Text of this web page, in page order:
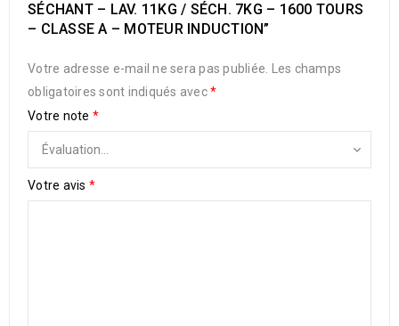
SÉCHANT – LAV. 11KG / SÉCH. 7KG – 1600 TOURS
– CLASSE A – MOTEUR INDUCTION”
Votre adresse e-mail ne sera pas publiée.
Les champs
obligatoires sont indiqués avec*
Votre note *
Votre avis *